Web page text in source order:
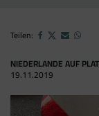
Teilen:
NIEDERLANDE AUF
19.11.2019